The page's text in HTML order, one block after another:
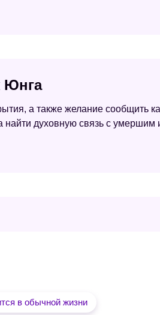
Юнга
а также желание сообщить
найти духовную связь с умершим
в обычной жизни